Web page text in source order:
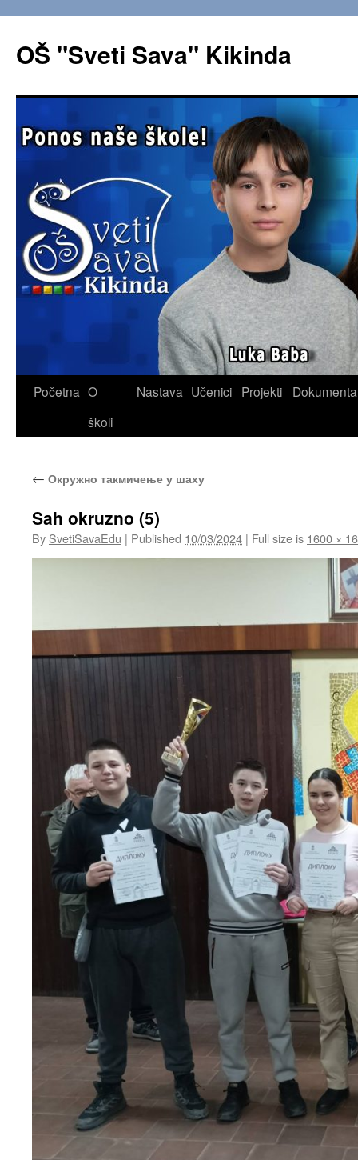
OŠ "Sveti Sava" Kikinda
Skip
Početna O
školi
Nastava Učenici Projekti Dokumenta
← Окружно такмичење у шаху
Sah okruzno (5)
By SvetiSavaEdu | Published 10/03/2024 | Full size is 1600 ×